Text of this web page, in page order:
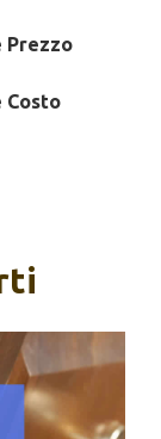
Prezzo
Costo